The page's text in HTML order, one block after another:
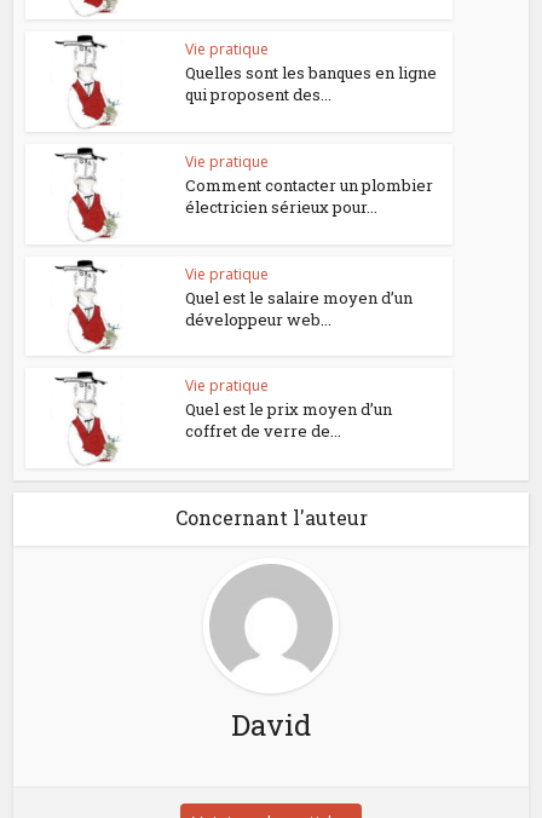
Vie pratique
Quelles sont les banques en ligne
qui proposent des...
Vie pratique
Comment contacter un plombier
électricien sérieux pour...
Vie pratique
Quel est le salaire moyen d’un
développeur web...
Vie pratique
Quel est le prix moyen d’un
coffret de verre de...
Concernant l'auteur
David